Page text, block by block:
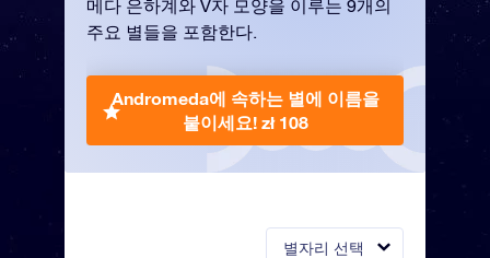
별자리 선택
메다 은하계와 V자 모양을 이루는 9개의
주요 별들을 포함한다.
Andromeda에 속하는 별에 이름을
붙이세요! zł 108